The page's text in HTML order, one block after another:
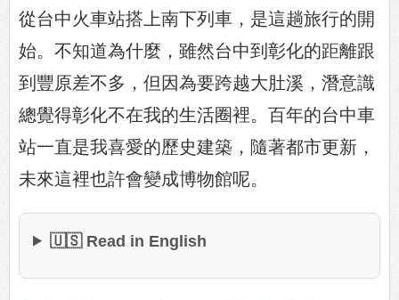
從台中火車站搭上南下列車，是這趟旅行的開
始。不知道為什麼，雖然台中到彰化的距離跟
到豐原差不多，但因為要跨越大肚溪，潛意識
總覺得彰化不在我的生活圈裡。百年的台中車
站一直是我喜愛的歷史建築，隨著都市更新，
未來這裡也許會變成博物館呢。
🇺🇸 Read in English